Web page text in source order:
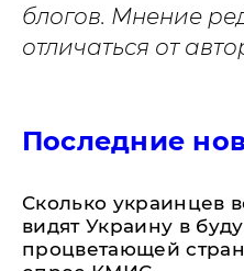
блогов. Мнение
отличаться от
Последние
Сколько украинцев
видят Украину в
процветающей